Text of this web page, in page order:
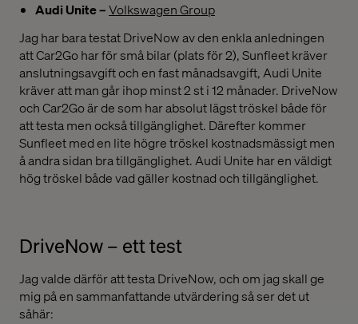
Audi Unite –Volkswagen Group
Jag har bara testat DriveNow av den enkla anledningen
att Car2Go har för små bilar (plats för 2), Sunfleet kräver
anslutningsavgift och en fast månadsavgift, Audi Unite
kräver att man går ihop minst 2 st i 12 månader. DriveNow
och Car2Go är de som har absolut lägst tröskel både för
att testa men också tillgänglighet. Därefter kommer
Sunfleet med en lite högre tröskel kostnadsmässigt men
å andra sidan bra tillgänglighet. Audi Unite har en väldigt
hög tröskel både vad gäller kostnad och tillgänglighet.
DriveNow – ett test
Jag valde därför att testa DriveNow, och om jag skall ge
mig på en sammanfattande utvärdering så ser det ut
såhär: